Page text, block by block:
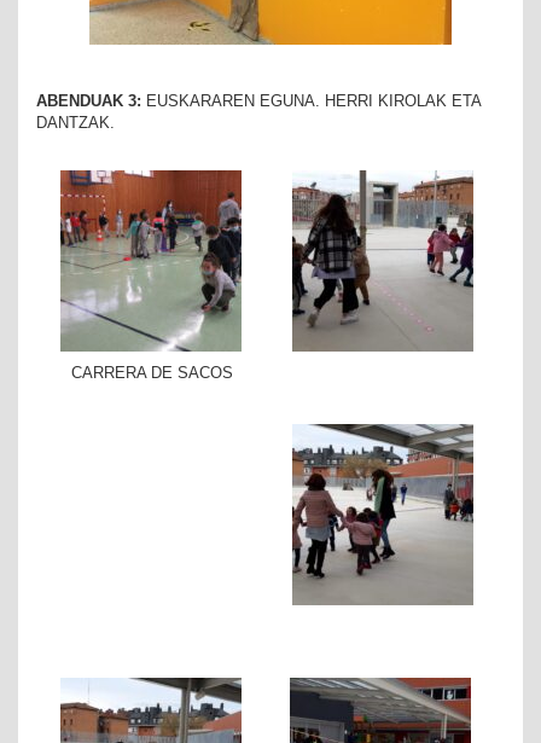
ABENDUAK 3: EUSKARAREN EGUNA. HERRI KIROLAK ETA
DANTZAK.
CARRERA DE SACOS